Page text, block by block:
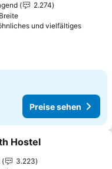
2.274
und vielfältiges
Preise sehen
hinzufügen
Hostel
3.223